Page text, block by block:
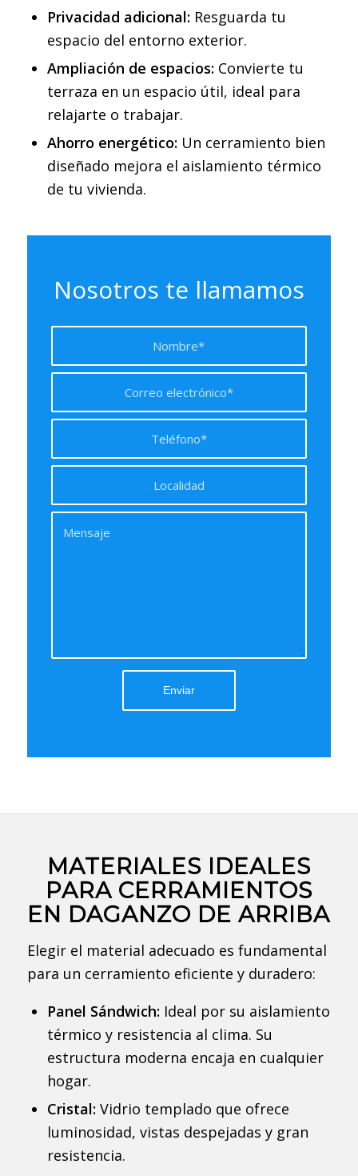
Privacidad adicional:Resguarda tu
espacio del entorno exterior.
Ampliación de espacios:Convierte tu
terraza en un espacio útil, ideal para
relajarte o trabajar.
Ahorro energético:Un cerramiento bien
diseñado mejora el aislamiento térmico
de tu vivienda.
Nosotros te llamamos
MATERIALES IDEALES
PARA CERRAMIENTOS
EN DAGANZO DE ARRIBA
Elegir el material adecuado es fundamental
para un cerramiento eficiente y duradero:
Panel Sándwich: Ideal por su aislamiento
térmico y resistencia al clima. Su
estructura moderna encaja en cualquier
hogar.
Cristal: Vidrio templado que ofrece
luminosidad, vistas despejadas y gran
resistencia.